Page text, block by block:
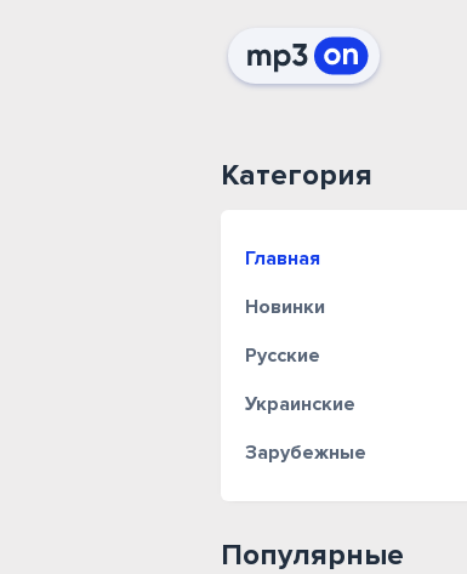
Категория
Главная
Новинки
Русские
Украинские
Зарубежные
Популярные